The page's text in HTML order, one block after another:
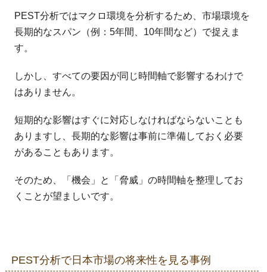
PEST分析ではマクロ環境を分析するため、市場環境を
長期的なスパン（例：5年間、10年間など）で捉えま
す。
しかし、すべての要因が同じ時間軸で影響するわけで
はありません。
短期的な影響はすぐに対応しなければならないことも
ありますし、長期的な影響は事前に準備しておく必要
があることもあります。
そのため、「機会」と「脅威」の時間軸を整理してお
くことが望ましいです。
PEST分析で日本市場の将来性を見る事例